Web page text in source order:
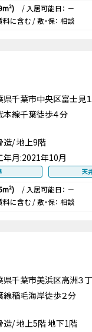
/ 入居可能日： －
料に含む / 敷・保： 相談
県千葉市中央区富士見１
本線千葉徒歩４分
造/ 地上9階
年月:2021年10月
天
/ 入居可能日： －
料に含む / 敷・保： 相談
県千葉市美浜区高洲３丁
線稲毛海岸徒歩２分
造/ 地上5階 地下1階